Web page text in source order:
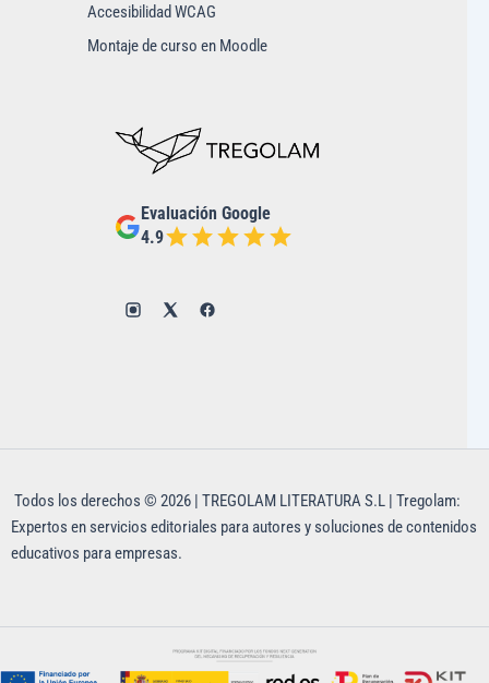
Accesibilidad WCAG
Montaje de curso en Moodle
Evaluación Google
4.9
Todos los derechos © 2026 | TREGOLAM LITERATURA S.L | Tregolam:
Expertos en servicios editoriales para autores y soluciones de contenidos
educativos para empresas.